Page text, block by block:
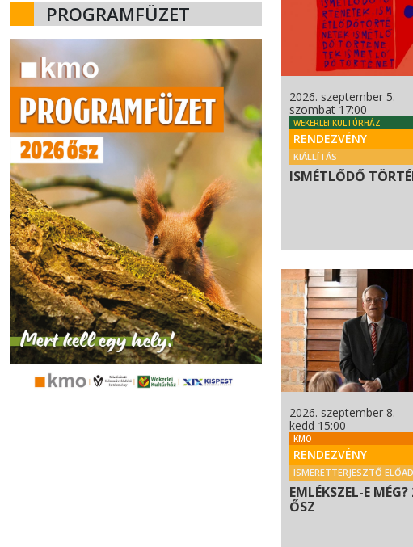
PROGRAMFÜZET
2026. szeptember 5.
szombat 17:00
WEKERLEI KULTÚRHÁZ
RENDEZVÉNY
KIÁLLÍTÁS
ISMÉTLŐDŐ
2026. szeptember 8.
kedd 15:00
KMO
RENDEZVÉNY
ISMERETTERJESZTŐ
EMLÉKSZEL-E
ŐSZ